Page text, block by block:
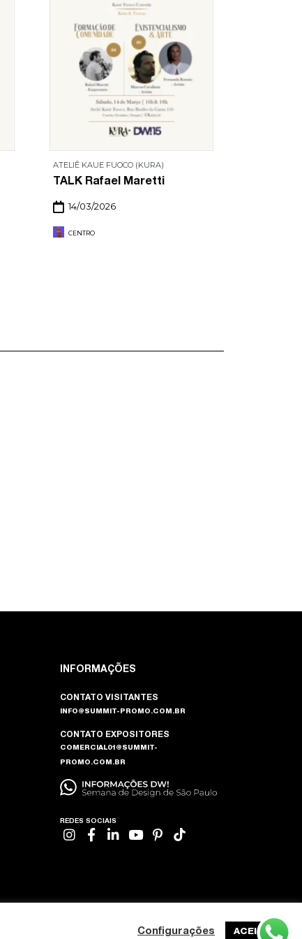
ATELIÊ KAUE FUOCO (KURA)
TALK Rafael Maretti
14/03/2026
CENTRO
INFORMAÇÕES
CONTATO VISITANTES
INFO@SUMMIT-PROMO.COM.BR
CONTATO EXPOSITORES
COMERCIAL01@SUMMIT-
PROMO.COM.BR
REDES SOCIAIS
Configurações ACEITAR